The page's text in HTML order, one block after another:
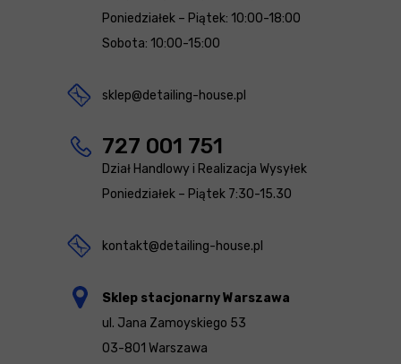
Poniedziałek – Piątek: 10:00-18:00
Sobota: 10:00-15:00
sklep@detailing-house.pl
727 001 751
Dział Handlowy i Realizacja Wysyłek
Poniedziałek – Piątek 7:30-15.30
kontakt@detailing-house.pl
Sklep stacjonarny Warszawa
ul. Jana Zamoyskiego 53
03-801 Warszawa